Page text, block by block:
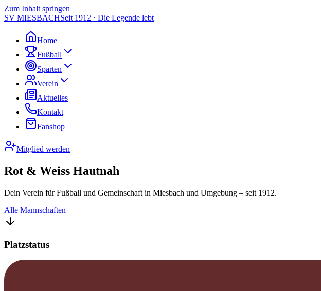
Zum Inhalt springen
SV MIESBACHSeit 1912 · Die Legende lebt
Home
Fußball
Sparten
Verein
Aktuelles
Kontakt
Fanshop
Mitglied werden
Rot & Weiss Hautnah
Dein Verein für Fußball und Gemeinschaft in Miesbach und Umgebung – seit 1912.
Alle Mannschaften
Platzstatus